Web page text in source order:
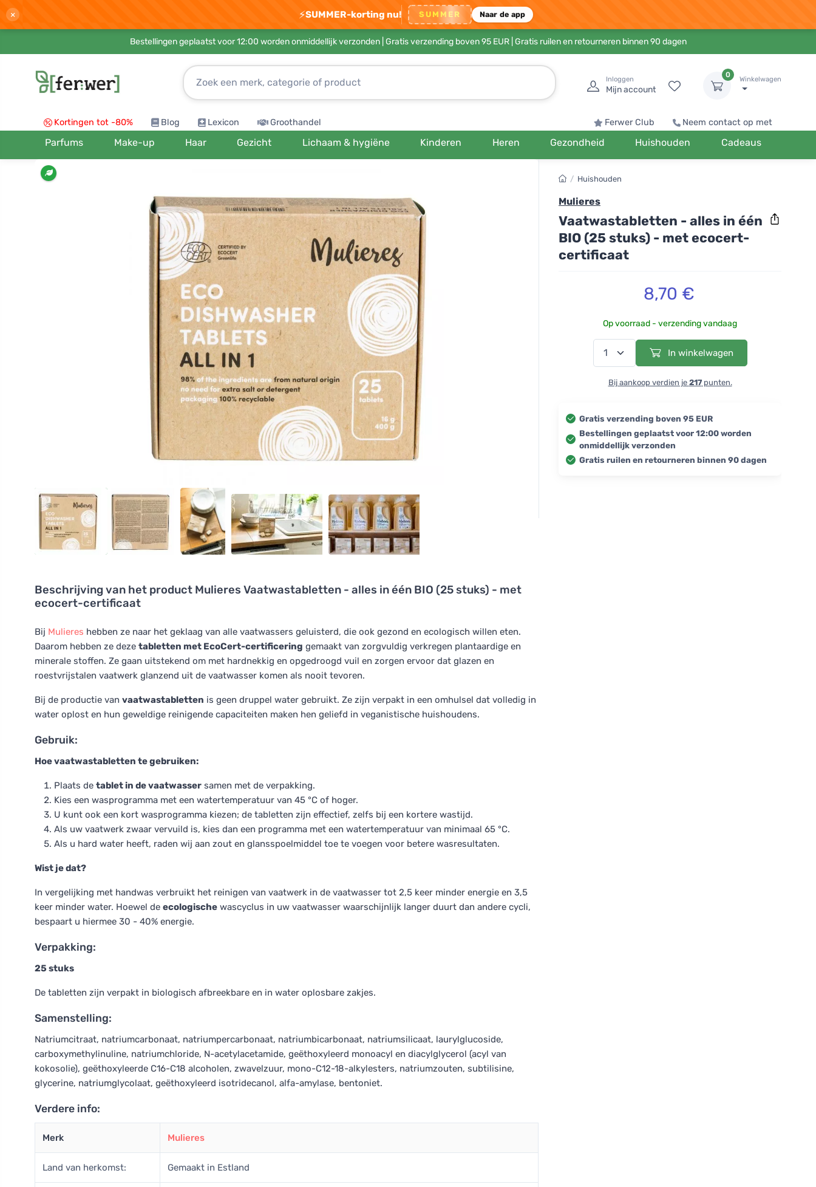
× ⚡SUMMER-korting nu! SUMMER Naar de app
Bestellingen geplaatst voor 12:00 worden onmiddellijk verzonden | Gratis verzending boven 95 EUR| Gratis ruilen en retourneren binnen 90 dagen
Inloggen
Mijn account
0
Winkelwagen
Kortingen tot -80% Blog Lexicon Groothandel Ferwer Club Neem contact op met
Parfums Make-up Haar Gezicht Lichaam & hygiëne Kinderen Heren Gezondheid Huishouden Cadeaus
Beschrijving van het product Mulieres Vaatwastabletten - alles in één BIO (25 stuks) - met
ecocert-certificaat
Bij Mulieres hebben ze naar het geklaag van alle vaatwassers geluisterd, die ook gezond en ecologisch willen eten.
Daarom hebben ze deze tabletten met EcoCert-certificering gemaakt van zorgvuldig verkregen plantaardige en
minerale stoffen. Ze gaan uitstekend om met hardnekkig en opgedroogd vuil en zorgen ervoor dat glazen en
roestvrijstalen vaatwerk glanzend uit de vaatwasser komen als nooit tevoren.
Bij de productie van vaatwastabletten is geen druppel water gebruikt. Ze zijn verpakt in een omhulsel dat volledig in
water oplost en hun geweldige reinigende capaciteiten maken hen geliefd in veganistische huishoudens.
Gebruik:
Hoe vaatwastabletten te gebruiken:
Plaats de tablet in de vaatwasser samen met de verpakking.
Kies een wasprogramma met een watertemperatuur van 45 °C of hoger.
U kunt ook een kort wasprogramma kiezen; de tabletten zijn effectief, zelfs bij een kortere wastijd.
Als uw vaatwerk zwaar vervuild is, kies dan een programma met een watertemperatuur van minimaal 65 °C.
Als u hard water heeft, raden wij aan zout en glansspoelmiddel toe te voegen voor betere wasresultaten.
Wist je dat?
In vergelijking met handwas verbruikt het reinigen van vaatwerk in de vaatwasser tot 2,5 keer minder energie en 3,5
keer minder water. Hoewel de ecologische wascyclus in uw vaatwasser waarschijnlijk langer duurt dan andere cycli,
bespaart u hiermee 30 - 40% energie.
Verpakking:
25 stuks
De tabletten zijn verpakt in biologisch afbreekbare en in water oplosbare zakjes.
Samenstelling:
Natriumcitraat, natriumcarbonaat, natriumpercarbonaat, natriumbicarbonaat, natriumsilicaat, laurylglucoside,
carboxymethylinuline, natriumchloride, N-acetylacetamide, geëthoxyleerd monoacyl en diacylglycerol (acyl van
kokosolie), geëthoxyleerde C16-C18 alcoholen, zwavelzuur, mono-C12-18-alkylesters, natriumzouten, subtilisine,
glycerine, natriumglycolaat, geëthoxyleerd isotridecanol, alfa-amylase, bentoniet.
Verdere info:
Merk Mulieres
Land van herkomst: Gemaakt in Estland
/ Huishouden
Mulieres
Vaatwastabletten - alles in één
BIO (25 stuks) - met ecocert-
certificaat
8,70 €
Op voorraad - verzending vandaag
In winkelwagen
Bij aankoop verdien je 217punten.
Gratis verzending boven 95 EUR
Bestellingen geplaatst voor 12:00 worden
onmiddellijk verzonden
Gratis ruilen en retourneren binnen 90 dagen